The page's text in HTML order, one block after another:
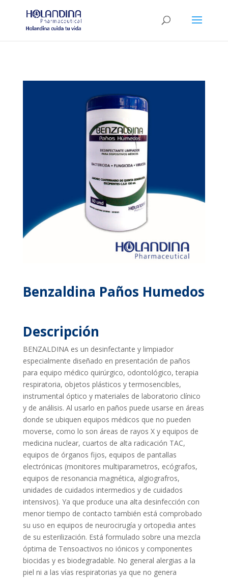
Benzaldina Paños Humedos
Descripción
BENZALDINA es un desinfectante y limpiador
especialmente diseñado en presentación de paños
para equipo médico quirúrgico, odontológico, terapia
respiratoria, objetos plásticos y termosencibles,
instrumental óptico y materiales de laboratorio clínico
y de análisis. Al usarlo en paños puede usarse en áreas
donde se ubiquen equipos médicos que no pueden
moverse, como lo son áreas de rayos X y equipos de
medicina nuclear, cuartos de alta radicación TAC,
equipos de órganos fijos, equipos de pantallas
electrónicas (monitores multiparametros, ecógrafos,
equipos de resonancia magnética, algiografros,
unidades de cuidados intermedios y de cuidados
intensivos). Ya que produce una alta desinfección con
menor tiempo de contacto también está comprobado
su uso en equipos de neurocirugía y ortopedia antes
de su esterilización. Está formulado sobre una mezcla
óptima de Tensoactivos no iónicos y componentes
biocidas y es biodegradable. No general alergias a la
piel ni a las vías respiratorias ya que no genera